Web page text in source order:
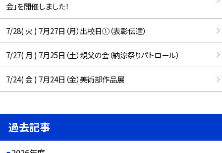
会」を開催しました！
7/28( 火 ) 7月27日（月）出校日①（表彰伝達）
7/27( 月 ) 7月25日（土）親父の会（納涼祭りパトロール）
7/24( 金 ) 7月24日（金）美術部作品展
過去記事